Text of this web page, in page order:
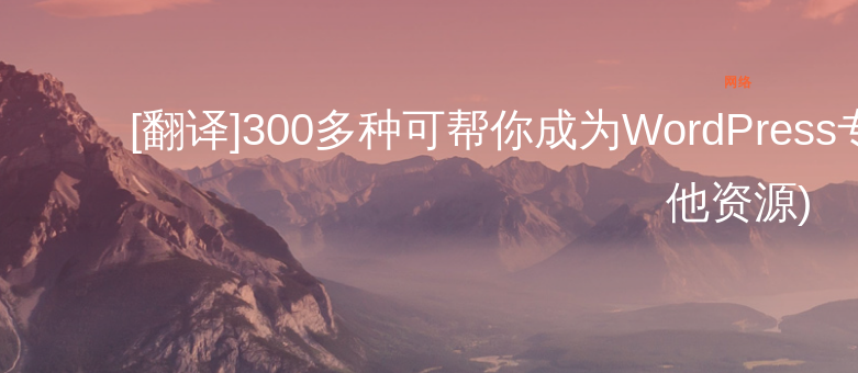
网络
[翻译]300多种可帮你成为
他资源)